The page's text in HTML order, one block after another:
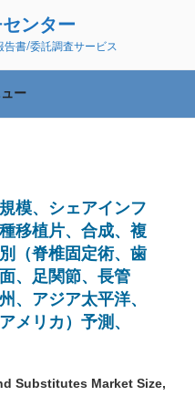
ンター
書/委託調査サービス
ー
模、シェアインフ
移植片、合成、複
（脊椎固定術、歯
、足関節、長管
、アジア太平洋、
メリカ）予測、
Substitutes Market Size,